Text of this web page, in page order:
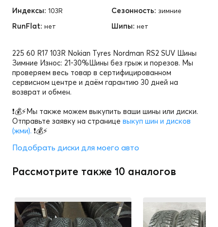
Индексы: 103R Сезонность: зимние
RunFlat: нет Шипы: нет
225 60 R17 103R Nokian Tyres Nordman RS2 SUV Шины
Зимние Износ: 21-30%Шины без грыж и порезов. Мы
проверяем весь товар в сертифицированном
сервисном центре и даём гарантию 30 дней на
возврат и обмен.
❗💰⚡Мы также можем выкупить ваши шины или диски.
Отправьте заявку на странице выкуп шин и дисков
(жми). ❗💰⚡
Подобрать диски для моего авто
Рассмотрите также 10 аналогов